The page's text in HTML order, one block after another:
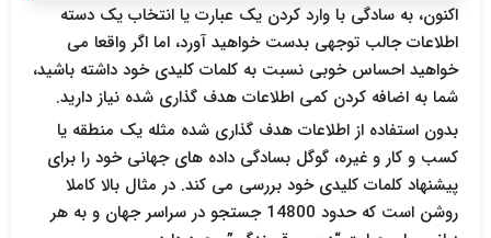
اکنون، به سادگی با وارد کردن یک عبارت یا انتخاب یک دسته
اطلاعات جالب توجهی بدست خواهید آورد، اما اگر واقعا می
خواهید احساس خوبی نسبت به کلمات کلیدی خود داشته باشید،
شما به اضافه کردن کمی اطلاعات هدف گذاری شده نیاز دارید.
بدون استفاده از اطلاعات هدف گذاری شده مثله یک منطقه یا
کسب و کار و غیره، گوگل بسادگی داده های جهانی خود را برای
پیشنهاد کلمات کلیدی خود بررسی می کند. در مثال بالا کاملا
روشن است که حدود 14800 جستجو در سراسر جهان و به هر